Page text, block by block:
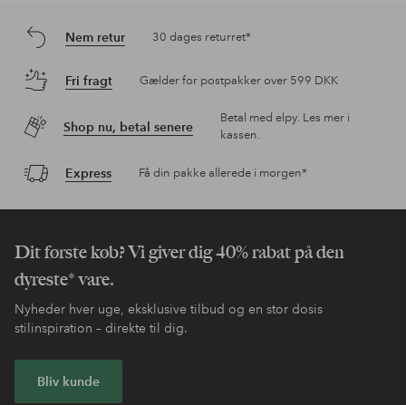
Nem retur 30 dages returret*
Fri fragt Gælder for postpakker over 599 DKK
Shop nu, betal senere
Betal med elpy. Les mer i
kassen.
Express Få din pakke allerede i morgen*
Dit første køb? Vi giver dig 40% rabat på den
dyreste* vare.
Nyheder hver uge, eksklusive tilbud og en stor dosis
stilinspiration – direkte til dig.
Bliv kunde